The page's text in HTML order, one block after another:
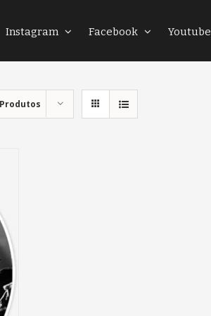
Instagram Facebook Youtube